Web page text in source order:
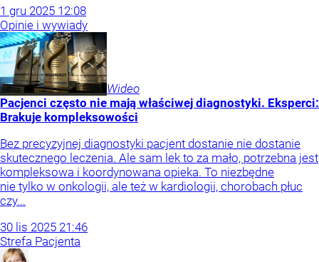
1 gru 2025 12:08
Opinie i wywiady
Wideo
Pacjenci często nie mają właściwej diagnostyki. Eksperci:
Brakuje kompleksowości
Bez precyzyjnej diagnostyki pacjent dostanie nie dostanie
skutecznego leczenia. Ale sam lek to za mało, potrzebna jest
kompleksowa i koordynowana opieka. To niezbędne
nie tylko w onkologii, ale też w kardiologii, chorobach płuc
czy...
30 lis 2025 21:46
Strefa Pacjenta